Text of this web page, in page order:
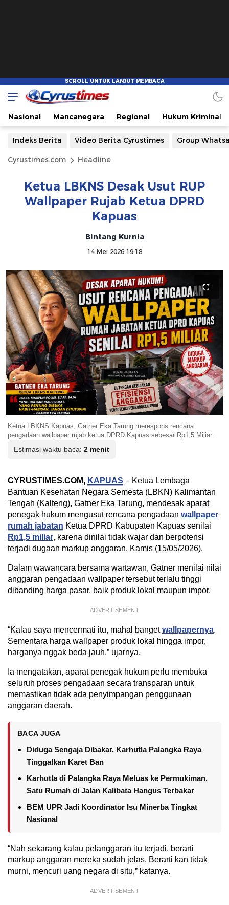
Nasional Mancanegara Regional Hukum Kriminal
Indeks Berita Video Berita Cyrustimes Group
Cyrustimes.com Headline
Ketua LBKNS Desak Usut RUP
Wallpaper Rujab Ketua DPRD
Kapuas
Bintang Kurnia
14 Mei 2026 19:18
Ketua LBKNS Kapuas, Gatner Eka Tarung merespons rencana
pengadaan wallpaper rujab ketua DPRD Kapuas sebesar Rp1,5 Miliar.
Estimasi waktu baca: 2 menit
CYRUSTIMES.COM, KAPUAS – Ketua Lembaga
Bantuan Kesehatan Negara Semesta (LBKN) Kalimantan
Tengah (Kalteng), Gatner Eka Tarung, mendesak aparat
penegak hukum mengusut rencana pengadaan wallpaper
rumah jabatan Ketua DPRD Kabupaten Kapuas senilai
Rp1,5 miliar, karena dinilai tidak wajar dan berpotensi
terjadi dugaan markup anggaran, Kamis (15/05/2026).
Dalam wawancara bersama wartawan, Gatner menilai nilai
anggaran pengadaan wallpaper tersebut terlalu tinggi
dibanding harga pasar, baik produk lokal maupun impor.
ADVERTISEMENT
“Kalau saya mencermati itu, mahal bangetwallpapernya.
Sementara harga wallpaper produk lokal hingga impor,
harganya nggak beda jauh,” ujarnya.
Ia mengatakan, aparat penegak hukum perlu membuka
seluruh proses pengadaan secara transparan untuk
memastikan tidak ada penyimpangan penggunaan
anggaran daerah.
BACA JUGA
Diduga Sengaja Dibakar, Karhutla Palangka Raya
Tinggalkan Karet Ban
Karhutla di Palangka Raya Meluas ke Permukiman,
Satu Rumah di Jalan Kalibata Hangus Terbakar
BEM UPR Jadi Koordinator Isu Minerba Tingkat
Nasional
“Nah sekarang kalau pelanggaran itu terjadi, berarti
markup anggaran mereka sudah jelas. Berarti kan tidak
murni, mencuri uang negara di situ,” katanya.
ADVERTISEMENT